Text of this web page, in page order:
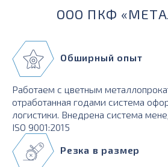
ООО ПКФ
Обширный опыт
Работаем с цветным
отработанная годами система
логистики. Внедрена система
ISO 9001:2015
Резка в размер